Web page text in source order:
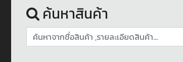
ค้นหาสินค้า